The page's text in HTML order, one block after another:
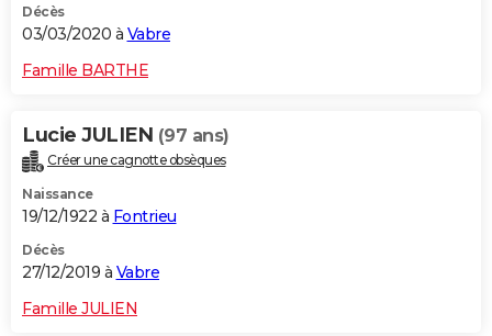
Décès
03/03/2020 à Vabre
Famille BARTHE
Lucie JULIEN (97 ans)
Créer une cagnotte obsèques
Naissance
19/12/1922 à Fontrieu
Décès
27/12/2019 à Vabre
Famille JULIEN